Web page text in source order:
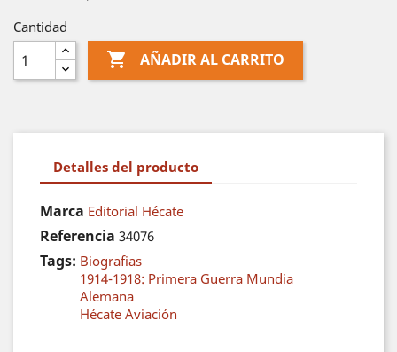
Cantidad
 AÑADIR AL CARRITO
Detalles del producto
Marca Editorial Hécate
Referencia 34076
Tags: Biografias
1914-1918: Primera Guerra Mundia
Alemana
Hécate Aviación